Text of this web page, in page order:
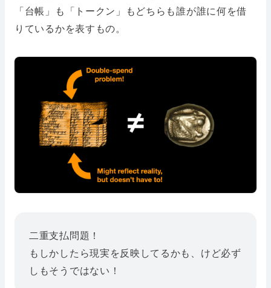
「台帳」も「トークン」もどちらも誰が誰に何を借
りているかを表すもの。
二重支払問題！
もしかしたら現実を反映してるかも、けど必ず
しもそうではない！